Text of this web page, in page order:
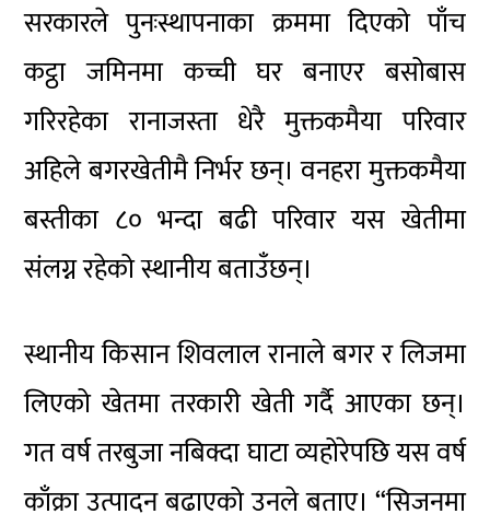
सरकारले पुनःस्थापनाका क्रममा दिएको पाँच
कट्ठा जमिनमा कच्ची घर बनाएर बसोबास
गरिरहेका रानाजस्ता धेरै मुक्तकमैया परिवार
अहिले बगरखेतीमै निर्भर छन्। वनहरा मुक्तकमैया
बस्तीका ८० भन्दा बढी परिवार यस खेतीमा
संलग्न रहेको स्थानीय बताउँछन्।
स्थानीय किसान शिवलाल रानाले बगर र लिजमा
लिएको खेतमा तरकारी खेती गर्दै आएका छन्।
गत वर्ष तरबुजा नबिक्दा घाटा व्यहोरेपछि यस वर्ष
काँक्रा उत्पादन बढाएको उनले बताए। “सिजनमा